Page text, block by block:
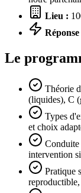
Lieu :
Le
Théorie
(liquides), C
Types
et choix
Conduite
intervention
Pratique